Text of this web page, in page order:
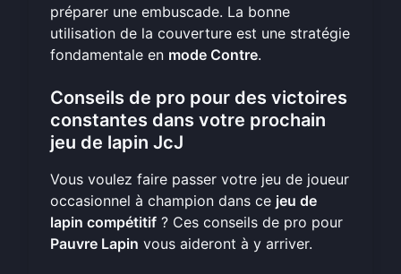
préparer une embuscade. La bonne
utilisation de la couverture est une stratégie
fondamentale en mode Contre.
Conseils de pro pour des victoires
constantes dans votre prochain
jeu de lapin JcJ
Vous voulez faire passer votre jeu de joueur
occasionnel à champion dans ce jeu de
lapin compétitif ? Ces conseils de pro pour
Pauvre Lapin vous aideront à y arriver.